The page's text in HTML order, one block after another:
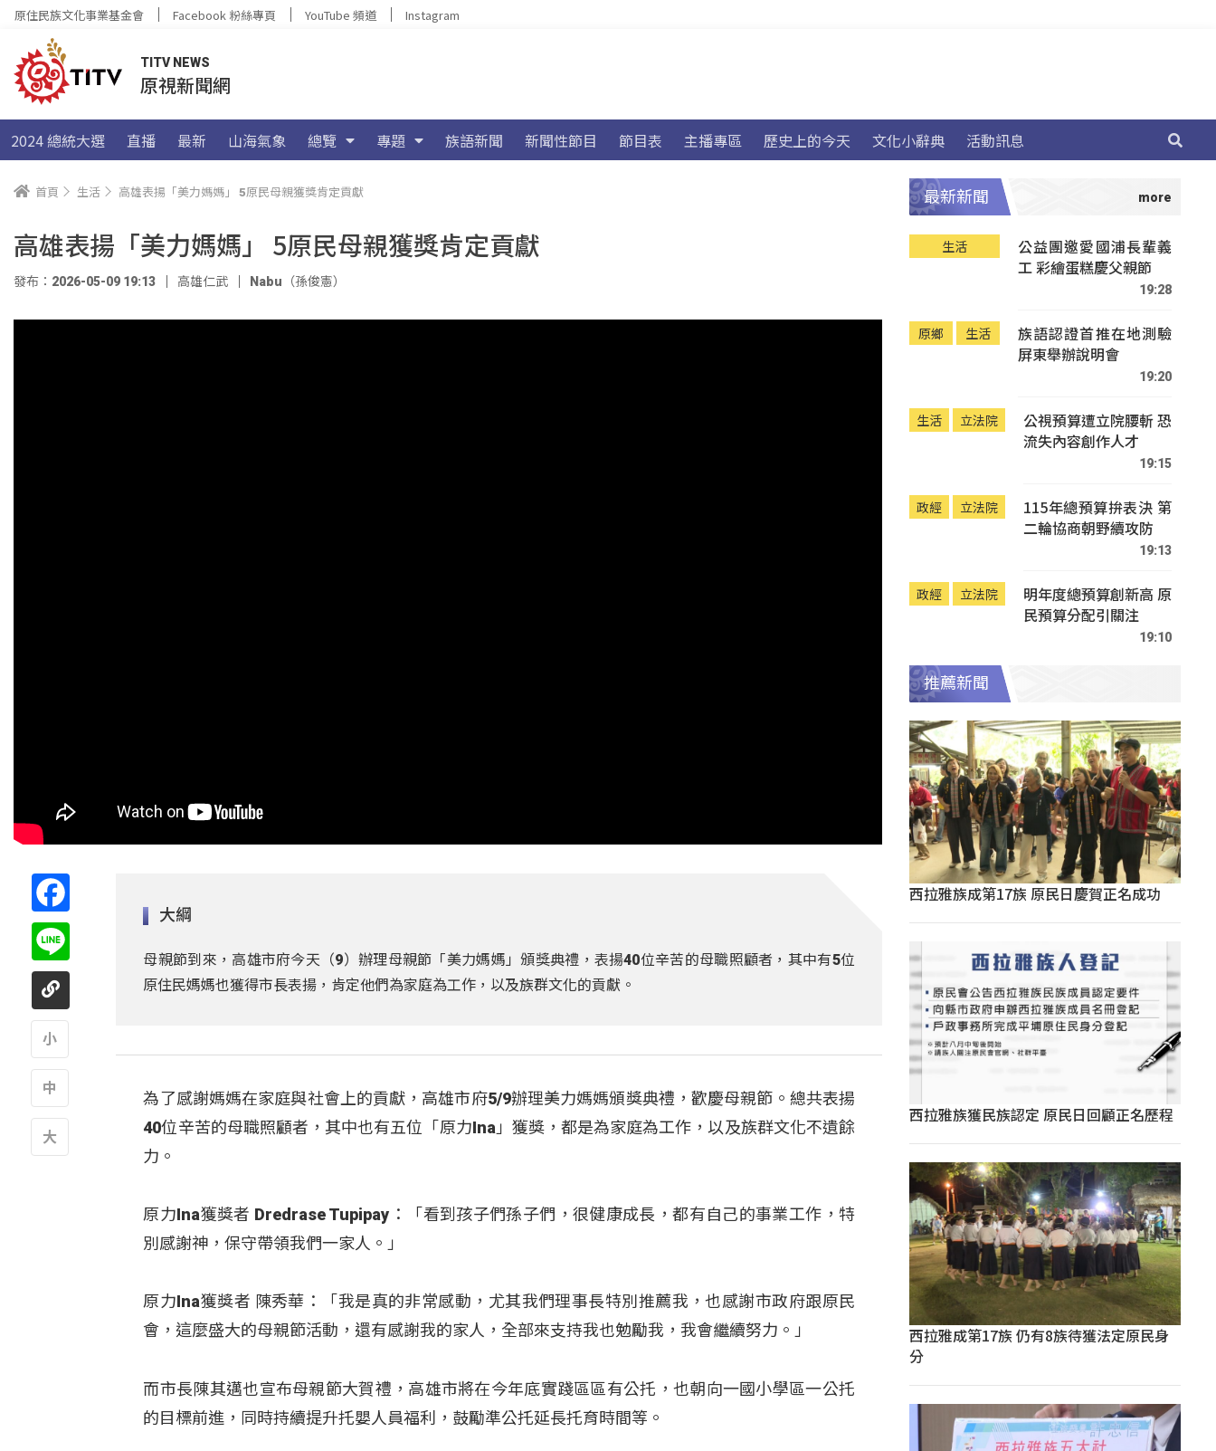
原住民族文化事業基金會 Facebook 粉絲專頁 YouTube 頻道 Instagram
TITV NEWS
原視新聞網
2024 總統大選 直播 最新 山海氣象 總覽 專題 族語新聞 新聞性節目 節目表 主播專區 歷史上的今天 文化小辭典 活動訊息
首頁 生活 高雄表揚「美力媽媽」 5原民母親獲獎肯定貢獻
高雄表揚「美力媽媽」 5原民母親獲獎肯定貢獻
發布：2026-05-09 19:13 高雄仁武 Nabu（孫俊憲）
大綱
母親節到來，高雄市府今天（9）辦理母親節「美力媽媽」頒獎典禮，表揚40位辛苦的母職照顧者，其中有5位
原住民媽媽也獲得市長表揚，肯定他們為家庭為工作，以及族群文化的貢獻。
為了感謝媽媽在家庭與社會上的貢獻，高雄市府5/9辦理美力媽媽頒獎典禮，歡慶母親節。總共表揚
40位辛苦的母職照顧者，其中也有五位「原力Ina」獲獎，都是為家庭為工作，以及族群文化不遺餘
力。
原力Ina獲獎者 Dredrase Tupipay：「看到孩子們孫子們，很健康成長，都有自己的事業工作，特
別感謝神，保守帶領我們一家人。」
原力Ina獲獎者 陳秀華：「我是真的非常感動，尤其我們理事長特別推薦我，也感謝市政府跟原民
會，這麼盛大的母親節活動，還有感謝我的家人，全部來支持我也勉勵我，我會繼續努力。」
而市長陳其邁也宣布母親節大賀禮，高雄市將在今年底實踐區區有公托，也朝向一國小學區一公托
的目標前進，同時持續提升托嬰人員福利，鼓勵準公托延長托育時間等。
最新新聞
生活
公益團邀愛國浦長輩義
工 彩繪蛋糕慶父親節
19:28
原鄉 生活
族語認證首推在地測驗
屏東舉辦說明會
19:20
生活 立法院
公視預算遭立院腰斬 恐
流失內容創作人才
19:15
政經 立法院
115年總預算拚表決 第
二輪協商朝野續攻防
19:13
政經 立法院
明年度總預算創新高 原
民預算分配引關注
19:10
推薦新聞
西拉雅族成第17族 原民日慶賀正名成功
西拉雅族獲民族認定 原民日回顧正名歷程
西拉雅成第17族 仍有8族待獲法定原民身
分